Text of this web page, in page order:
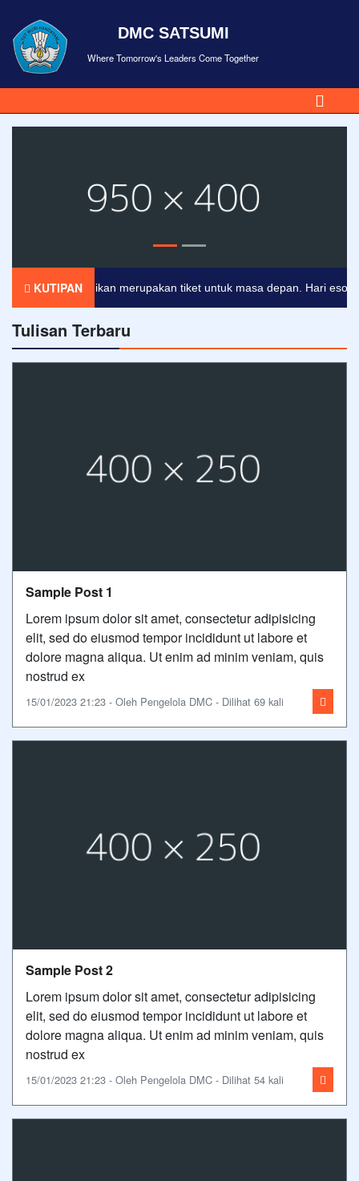
DMC SATSUMI
Where Tomorrow's Leaders Come Together
KUTIPAN
Pendidikan merupakan tiket untuk masa depan. Hari esok
Tulisan Terbaru
Sample Post 1
Lorem ipsum dolor sit amet, consectetur adipisicing
elit, sed do eiusmod tempor incididunt ut labore et
dolore magna aliqua. Ut enim ad minim veniam, quis
nostrud ex
15/01/2023 21:23 - Oleh Pengelola DMC - Dilihat 69 kali
Sample Post 2
Lorem ipsum dolor sit amet, consectetur adipisicing
elit, sed do eiusmod tempor incididunt ut labore et
dolore magna aliqua. Ut enim ad minim veniam, quis
nostrud ex
15/01/2023 21:23 - Oleh Pengelola DMC - Dilihat 54 kali